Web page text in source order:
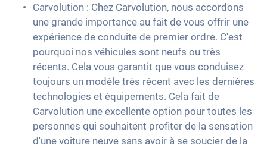
Carvolution : Chez Carvolution, nous accordons
une grande importance au fait de vous offrir une
expérience de conduite de premier ordre. C'est
pourquoi nos véhicules sont neufs ou très
récents. Cela vous garantit que vous conduisez
toujours un modèle très récent avec les dernières
technologies et équipements. Cela fait de
Carvolution une excellente option pour toutes les
personnes qui souhaitent profiter de la sensation
d'une voiture neuve sans avoir à se soucier de la